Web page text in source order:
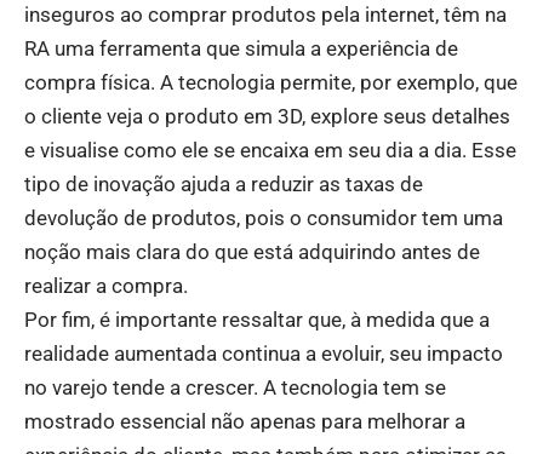
inseguros ao comprar produtos pela internet, têm na
RA uma ferramenta que simula a experiência de
compra física. A tecnologia permite, por exemplo, que
o cliente veja o produto em 3D, explore seus detalhes
e visualise como ele se encaixa em seu dia a dia. Esse
tipo de inovação ajuda a reduzir as taxas de
devolução de produtos, pois o consumidor tem uma
noção mais clara do que está adquirindo antes de
realizar a compra.
Por fim, é importante ressaltar que, à medida que a
realidade aumentada continua a evoluir, seu impacto
no varejo tende a crescer. A tecnologia tem se
mostrado essencial não apenas para melhorar a